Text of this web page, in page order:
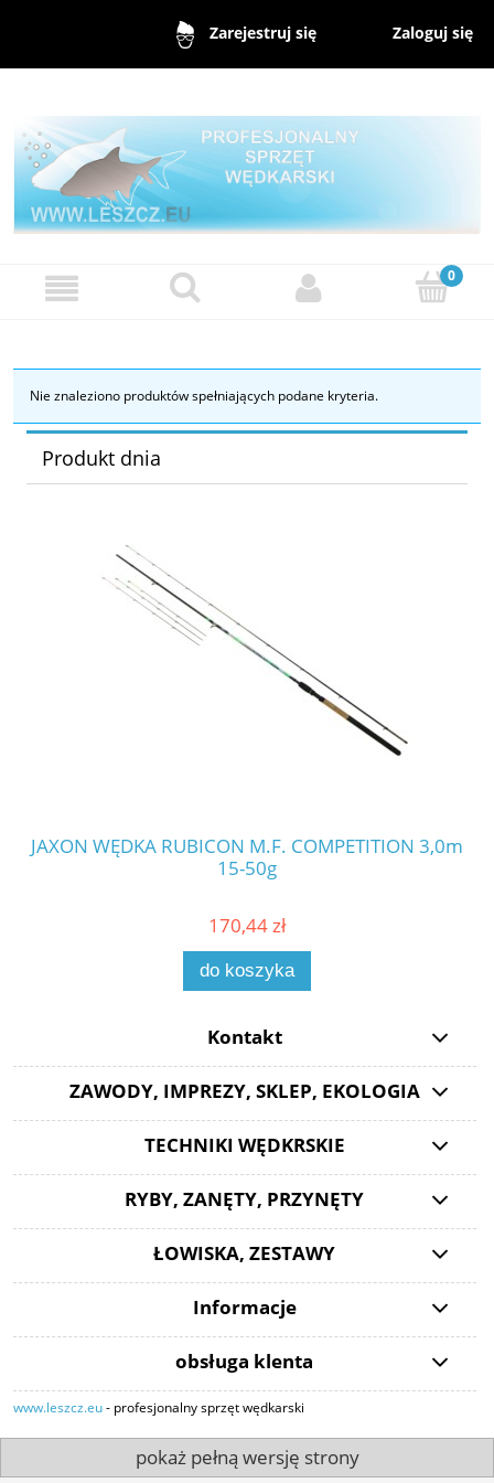
Zarejestruj się Zaloguj się
Nie znaleziono produktów spełniających podane kryteria.
Produkt dnia
JAXON WĘDKA RUBICON M.F. COMPETITION 3,0m
15-50g
170,44 zł
do koszyka
Kontakt
ZAWODY, IMPREZY, SKLEP, EKOLOGIA
TECHNIKI WĘDKRSKIE
RYBY, ZANĘTY, PRZYNĘTY
ŁOWISKA, ZESTAWY
Informacje
obsługa klenta
www.leszcz.eu- profesjonalny sprzęt wędkarski
pokaż pełną wersję strony